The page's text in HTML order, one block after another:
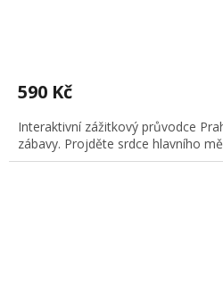
590 Kč
Interaktivní zážitkový průvodce
zábavy. Projděte srdce hlavního